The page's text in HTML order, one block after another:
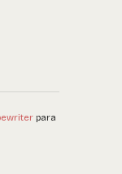
para